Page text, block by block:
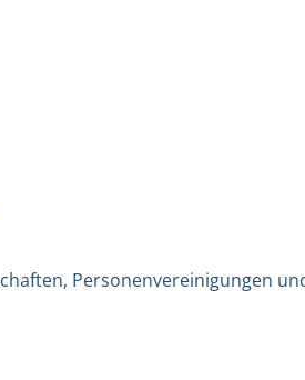
Personenvereinigungen